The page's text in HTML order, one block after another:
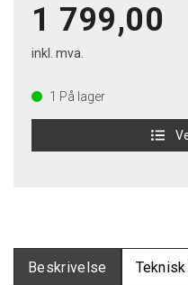
1 799,00
inkl. mva.
1 På lager
Beskrivelse